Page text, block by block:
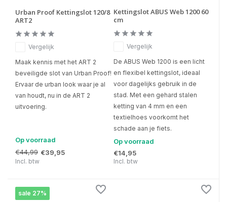
Urban Proof Kettingslot 120/8
ART2
Vergelijk
Maak kennis met het ART 2
beveiligde slot van Urban Proof!
Ervaar de urban look waar je al
van houdt, nu in de ART 2
uitvoering.
Op voorraad
€44,99 €39,95
Incl. btw
Kettingslot ABUS Web 1200 60
cm
Vergelijk
De ABUS Web 1200 is een licht
en flexibel kettingslot, ideaal
voor dagelijks gebruik in de
stad. Met een gehard stalen
ketting van 4 mm en een
textielhoes voorkomt het
schade aan je fiets.
Op voorraad
€14,95
Incl. btw
sale 27%